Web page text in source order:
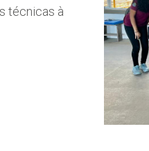
técnicas à